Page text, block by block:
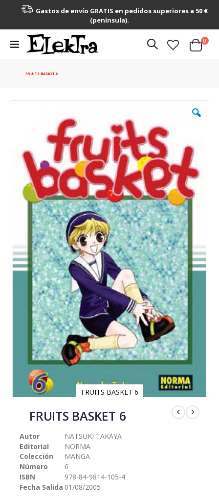
Gastos de envío GRATIS en pedidos superiores a 50 €
(península).
Toggle
Nav
Cart
0
FRUITS BASKET 6
Saltar
galería
imágenes
FRUITS BASKET 6
comienzo
galería
imágenes
FRUITS BASKET 6
Autor
NATSUKI TAKAYA
Editorial
NORMA
Colección
MANGA
Número
6
ISBN
978-84-9814-105-4
Fecha Salida 01/08/2005